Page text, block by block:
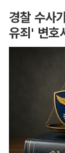
경찰 수사
유죄' 변호